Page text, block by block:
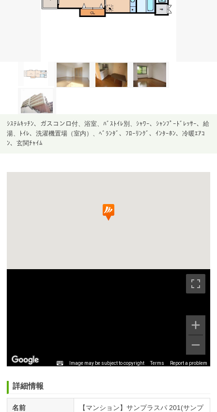
ｼｽﾃﾑｷｯﾁﾝ、ガスコンロ付、浴室、ﾊﾞｽﾄｲﾚ別、ｼｬﾜｰ、ｼｬﾝﾌﾟｰﾄﾞﾚｯｻｰ、給
湯、ﾄｲﾚ、洗濯機置場（室内）、ﾍﾞﾗﾝﾀﾞ、ﾌﾛｰﾘﾝｸﾞ、ｲﾝﾀｰﾎﾝ、冷暖ｴｱｺ
ﾝ、玄関ﾁｬｲﾑ
Image may be subject to copyright Terms Report a problem
詳細情報
名前
【マンション】サンプラスパ 201(サンプ